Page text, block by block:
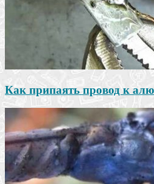
Как припаять провод к